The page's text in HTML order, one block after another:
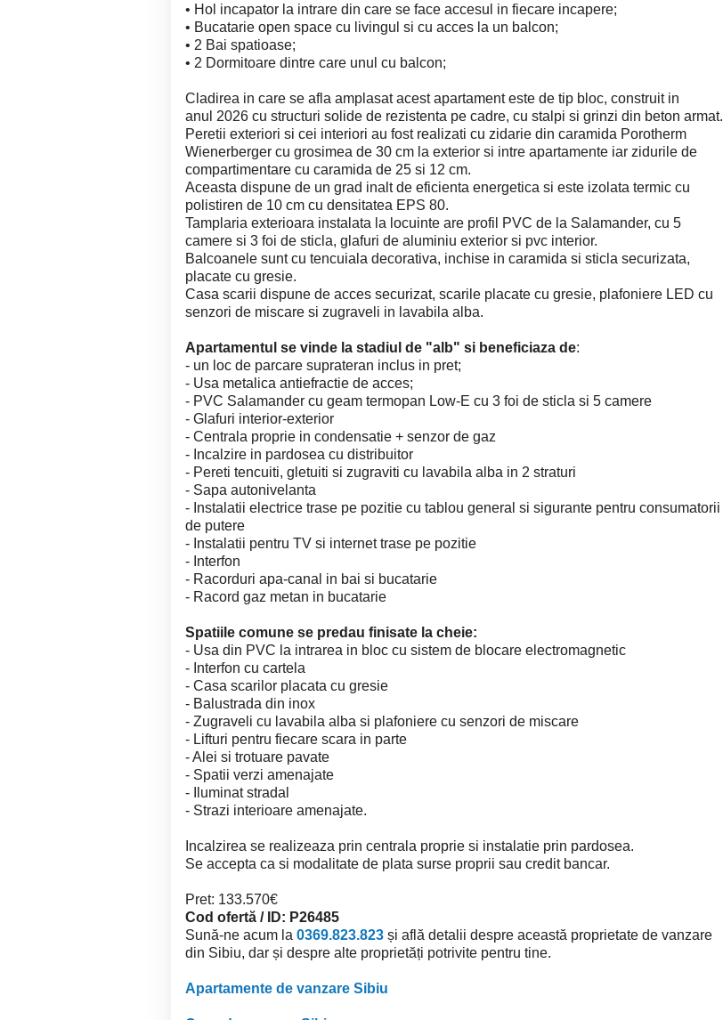
• Hol incapator la intrare din care se face accesul in fiecare incapere;
• Bucatarie open space cu livingul si cu acces la un balcon;
• 2 Bai spatioase;
• 2 Dormitoare dintre care unul cu balcon;
Cladirea in care se afla amplasat acest apartament este de tip bloc, construit in
anul 2026 cu structuri solide de rezistenta pe cadre, cu stalpi si grinzi din beton armat.
Peretii exteriori si cei interiori au fost realizati cu zidarie din caramida Porotherm
Wienerberger cu grosimea de 30 cm la exterior si intre apartamente iar zidurile de
compartimentare cu caramida de 25 si 12 cm.
Aceasta dispune de un grad inalt de eficienta energetica si este izolata termic cu
polistiren de 10 cm cu densitatea EPS 80.
Tamplaria exterioara instalata la locuinte are profil PVC de la Salamander, cu 5
camere si 3 foi de sticla, glafuri de aluminiu exterior si pvc interior.
Balcoanele sunt cu tencuiala decorativa, inchise in caramida si sticla securizata,
placate cu gresie.
Casa scarii dispune de acces securizat, scarile placate cu gresie, plafoniere LED cu
senzori de miscare si zugraveli in lavabila alba.
Apartamentul se vinde la stadiul de "alb" si beneficiaza de:
- un loc de parcare suprateran inclus in pret;
- Usa metalica antiefractie de acces;
- PVC Salamander cu geam termopan Low-E cu 3 foi de sticla si 5 camere
- Glafuri interior-exterior
- Centrala proprie in condensatie + senzor de gaz
- Incalzire in pardosea cu distribuitor
- Pereti tencuiti, gletuiti si zugraviti cu lavabila alba in 2 straturi
- Sapa autonivelanta
- Instalatii electrice trase pe pozitie cu tablou general si sigurante pentru consumatorii
de putere
- Instalatii pentru TV si internet trase pe pozitie
- Interfon
- Racorduri apa-canal in bai si bucatarie
- Racord gaz metan in bucatarie
Spatiile comune se predau finisate la cheie:
- Usa din PVC la intrarea in bloc cu sistem de blocare electromagnetic
- Interfon cu cartela
- Casa scarilor placata cu gresie
- Balustrada din inox
- Zugraveli cu lavabila alba si plafoniere cu senzori de miscare
- Lifturi pentru fiecare scara in parte
- Alei si trotuare pavate
- Spatii verzi amenajate
- Iluminat stradal
- Strazi interioare amenajate.
Incalzirea se realizeaza prin centrala proprie si instalatie prin pardosea.
Se accepta ca si modalitate de plata surse proprii sau credit bancar.
Pret: 133.570€
Cod ofertă / ID: P26485
Sună-ne acum la 0369.823.823 și află detalii despre această proprietate de vanzare
din Sibiu, dar și despre alte proprietăți potrivite pentru tine.
Apartamente de vanzare Sibiu